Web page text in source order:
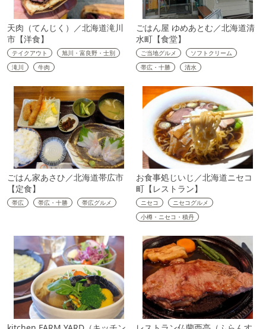
天肉（てんじく）／北海道滝川
市【洋食】
テイクアウト
旭川・富良野・士別
滝川
牛肉
ごはん屋 ゆめあとむ／北海道清
水町【食堂】
ご当地グルメ
ソフトクリーム
帯広・十勝
清水
ごはん家あさひ／北海道帯広市
【定食】
帯広 帯広・十勝 帯広グルメ
お食事処じいじ／北海道ニセコ
町【レストラン】
ニセコ
ニセコグルメ
小樽・ニセコ・積丹